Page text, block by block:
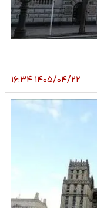
۱۴۰۵/۰۴/۲۲ ۱۶:۳۴